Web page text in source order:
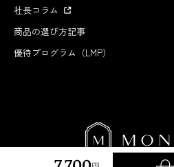
社長コラム
商品の選び方記事
優待プログラム（LMP）